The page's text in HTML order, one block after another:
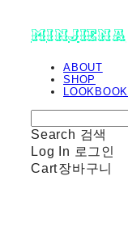
minjiena
ABOUT
SHOP
LOOKBOOK
Search 검색
Log In 로그인
Cart장바구니